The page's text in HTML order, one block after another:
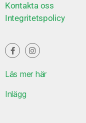
Kontakta oss
Integritetspolicy
Läs mer här
Inlägg